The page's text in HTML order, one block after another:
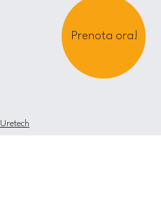
Prenota ora!
Uretech